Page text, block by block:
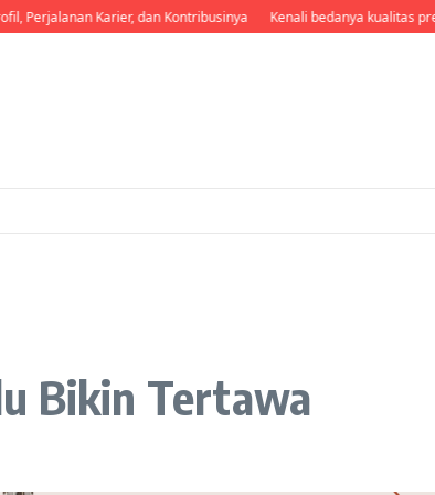
Karier, dan Kontribusinya Kenali bedanya kualitas
Bikin Tertawa